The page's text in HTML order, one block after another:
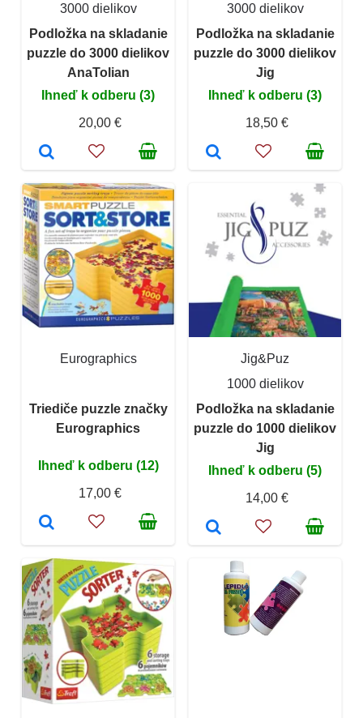
3000 dielikov
Podložka na skladanie
puzzle do 3000 dielikov
AnaTolian
Ihneď k odberu (3)
20,00 €
3000 dielikov
Podložka na skladanie
puzzle do 3000 dielikov
Jig
Ihneď k odberu (3)
18,50 €
Eurographics
Triediče puzzle značky
Eurographics
Ihneď k odberu (12)
17,00 €
Jig&Puz
1000 dielikov
Podložka na skladanie
puzzle do 1000 dielikov
Jig
Ihneď k odberu (5)
14,00 €